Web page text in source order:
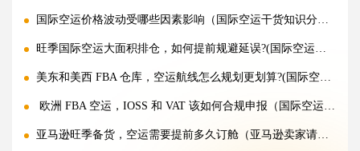
国际空运价格波动受哪些因素影响（国际空运干货知识分享）
旺季国际空运大面积排仓，如何提前规避延误?(国际空运干货知识分享)
美东和美西 FBA 仓库，空运航线怎么规划更划算?(国际空运干货知识分享)
欧洲 FBA 空运，IOSS 和 VAT 该如何合规申报（国际空运干货知识分享）
亚马逊旺季备货，空运需要提前多久订舱（亚马逊卖家请注意）